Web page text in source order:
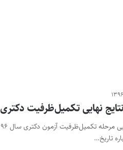
نهایی تکمیل‌ظرفیت دکتری ۹۶ در روز سه‌شنبه
تاریخ…